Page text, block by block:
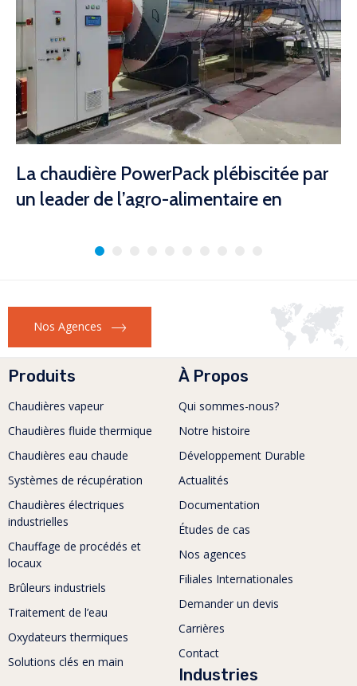
La chaudière PowerPack plébiscitée par
un leader de l’agro-alimentaire en
Nos Agences
Produits
Chaudières vapeur
Chaudières fluide thermique
Chaudières eau chaude
Systèmes de récupération
Chaudières électriques
industrielles
Chauffage de procédés et
locaux
Brûleurs industriels
Traitement de l’eau
Oxydateurs thermiques
Solutions clés en main
À Propos
Qui sommes-nous?
Notre histoire
Développement Durable
Actualités
Documentation
Études de cas
Nos agences
Filiales Internationales
Demander un devis
Carrières
Contact
Industries